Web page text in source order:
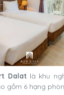
Dalatlà khu
gồm 6 hạng